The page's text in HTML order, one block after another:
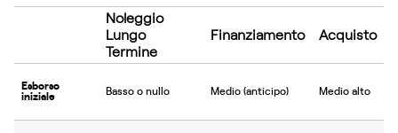
Noleggio
Lungo
Termine
Finanziamento Acquisto
Esborso
iniziale Basso o nullo Medio (anticipo) Medio alto